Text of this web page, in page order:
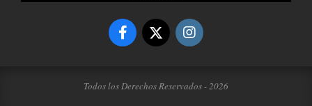
Todos los Derechos Reservados - 2026